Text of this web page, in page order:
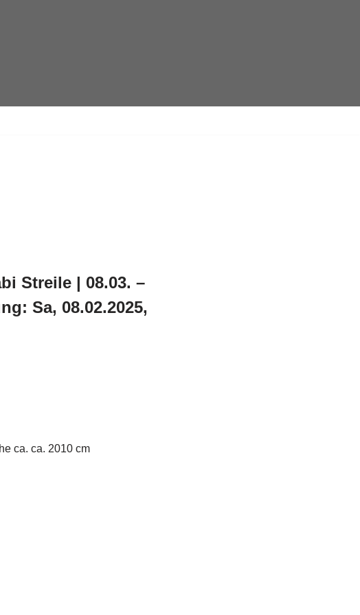
Streile | 08.03. –
Sa, 08.02.2025,
ca. ca. 2010 cm